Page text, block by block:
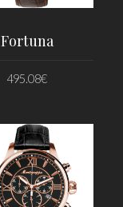
Fortuna
495.08€